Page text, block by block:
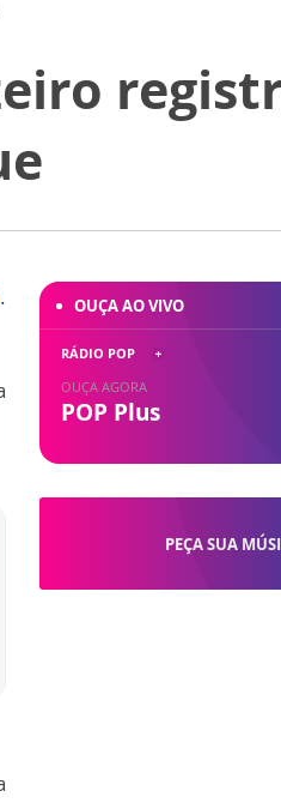
.
PEÇA SUA
OUÇA AO VIVO
RÁDIO POP
OUÇA AGORA
POP Plus